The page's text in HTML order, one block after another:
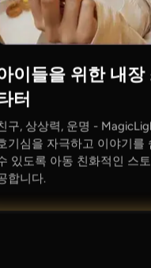
이들을 위한 내장
터
구, 상상력, 운명 -
기심을 자극하고 이야기를
있도록 아동 친화적인 스
합니다.